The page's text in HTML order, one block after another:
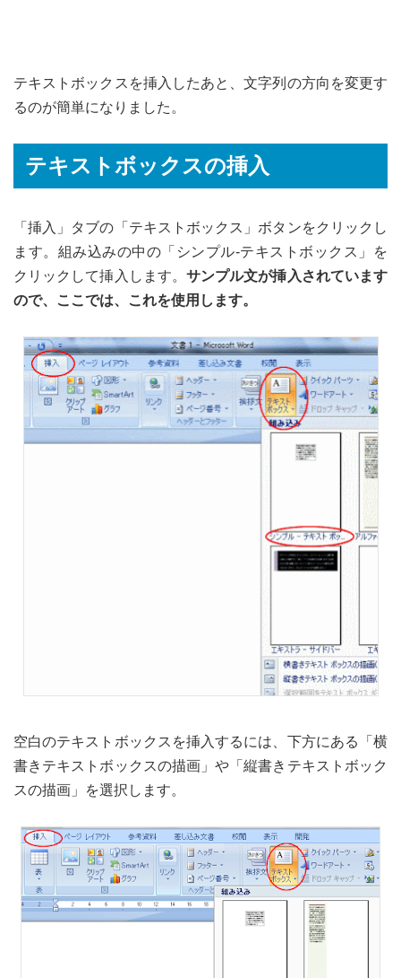
テキストボックスを挿入したあと、文字列の方向を変更す
るのが簡単になりました。
テキストボックスの挿入
「挿入」タブの「テキストボックス」ボタンをクリックし
ます。組み込みの中の「シンプル-テキストボックス」を
クリックして挿入します。 サンプル文が挿入されています
ので、ここでは、これを使用します。
空白のテキストボックスを挿入するには、下方にある「横
書きテキストボックスの描画」や「縦書きテキストボック
スの描画」を選択します。